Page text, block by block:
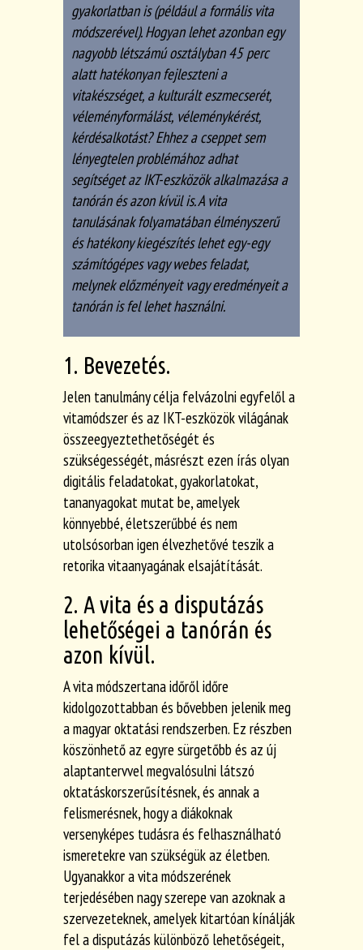
gyakorlatban is (például a formális vita
módszerével). Hogyan lehet azonban egy
nagyobb létszámú osztályban 45 perc
alatt hatékonyan fejleszteni a
vitakészséget, a kulturált eszmecserét,
véleményformálást, véleménykérést,
kérdésalkotást? Ehhez a cseppet sem
lényegtelen problémához adhat
segítséget az IKT-eszközök alkalmazása a
tanórán és azon kívül is. A vita
tanulásának folyamatában élményszerű
és hatékony kiegészítés lehet egy-egy
számítógépes vagy webes feladat,
melynek előzményeit vagy eredményeit a
tanórán is fel lehet használni.
1. Bevezetés.
Jelen tanulmány célja felvázolni egyfelől a
vitamódszer és az IKT-eszközök világának
összeegyeztethetőségét és
szükségességét, másrészt ezen írás olyan
digitális feladatokat, gyakorlatokat,
tananyagokat mutat be, amelyek
könnyebbé, életszerűbbé és nem
utolsósorban igen élvezhetővé teszik a
retorika vitaanyagának elsajátítását.
2. A vita és a disputázás
lehetőségei a tanórán és
azon kívül.
A vita módszertana időről időre
kidolgozottabban és bővebben jelenik meg
a magyar oktatási rendszerben. Ez részben
köszönhető az egyre sürgetőbb és az új
alaptantervvel megvalósulni látszó
oktatáskorszerűsítésnek, és annak a
felismerésnek, hogy a diákoknak
versenyképes tudásra és felhasználható
ismeretekre van szükségük az életben.
Ugyanakkor a vita módszerének
terjedésében nagy szerepe van azoknak a
szervezeteknek, amelyek kitartóan kínálják
fel a disputázás különböző lehetőségeit,